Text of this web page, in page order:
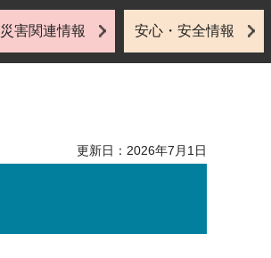
災害関連情報 安心・安全情報
更新日：2026年7月1日